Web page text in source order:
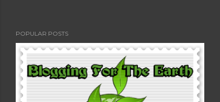
POPULAR POSTS